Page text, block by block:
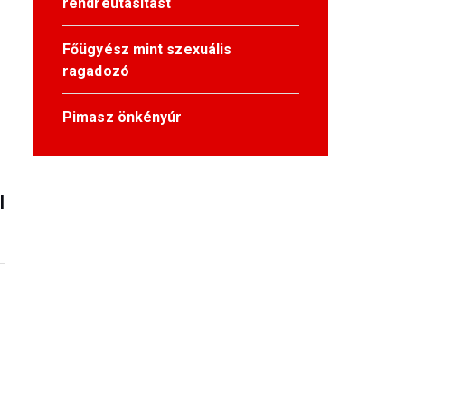
Főügyész mint szexuális
ragadozó
Pimasz önkényúr